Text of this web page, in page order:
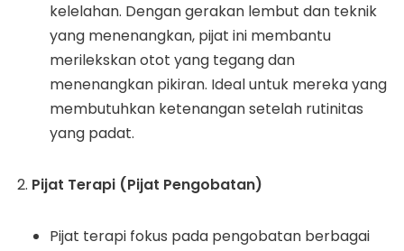
kelelahan. Dengan gerakan lembut dan teknik
yang menenangkan, pijat ini membantu
merilekskan otot yang tegang dan
menenangkan pikiran. Ideal untuk mereka yang
membutuhkan ketenangan setelah rutinitas
yang padat.
Pijat Terapi (Pijat Pengobatan)
Pijat terapi fokus pada pengobatan berbagai